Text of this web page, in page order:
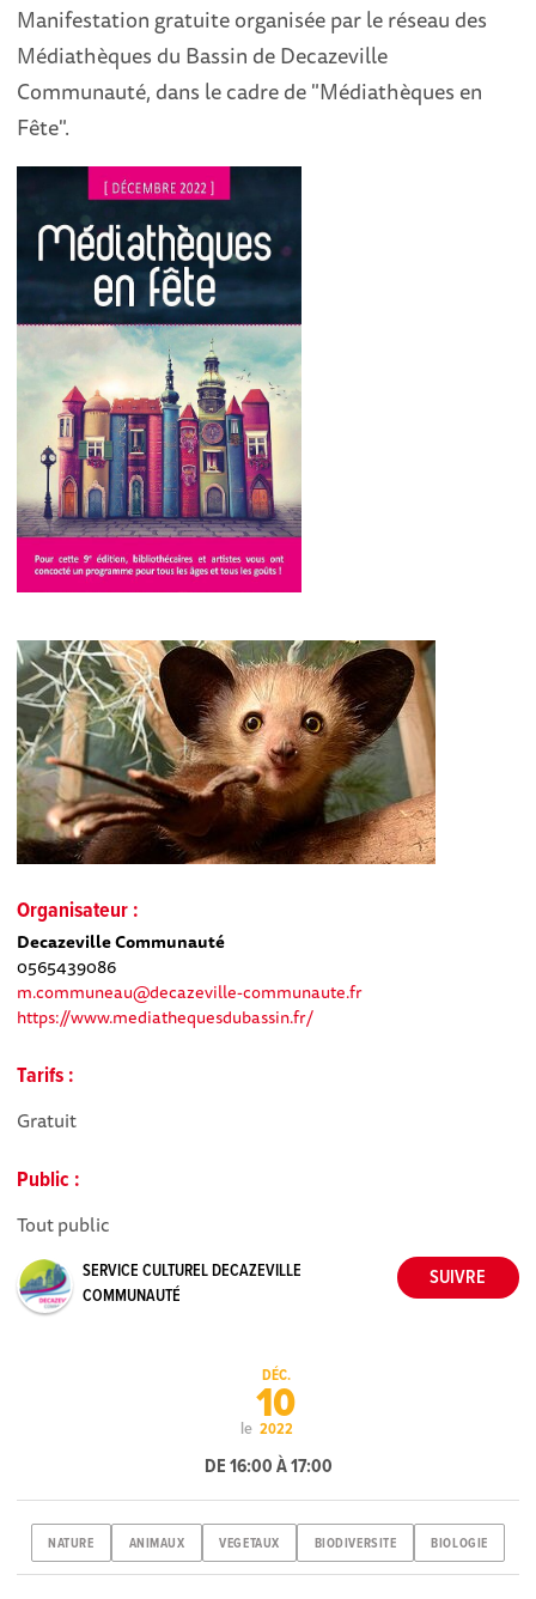
Manifestation gratuite organisée par le réseau des
Médiathèques du Bassin de Decazeville
Communauté, dans le cadre de "Médiathèques en
Fête".
Organisateur :
Decazeville Communauté
0565439086
m.communeau@decazeville-communaute.fr
https://www.mediathequesdubassin.fr/
Tarifs :
Gratuit
Public :
Tout public
SERVICE CULTUREL DECAZEVILLE
COMMUNAUTÉ
le
DÉC.
10
2022
DE 16:00 À 17:00
NATURE ANIMAUX VEGETAUX BIODIVERSITE BIOLOGIE